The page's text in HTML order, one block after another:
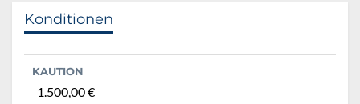
Konditionen
KAUTION
1.500,00 €